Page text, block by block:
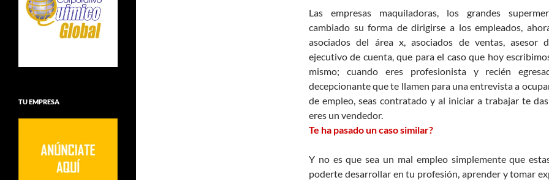
Las empresas maquiladoras, los grandes
cambiado su forma de dirigirse a los empleados,
asociados del área x, asociados de ventas, asesor
ejecutivo de cuenta, que para el caso que hoy
mismo; cuando eres profesionistay recién
decepcionanteque te llamen para una entrevista a
de empleo, seas contratado y al iniciar a trabajar te
eres un vendedor.
Te ha pasado un caso similar?
Y no es que sea un mal empleo simplemente que
poderte desarrollar en tu profesión, aprender y tomar
TU EMPRESA